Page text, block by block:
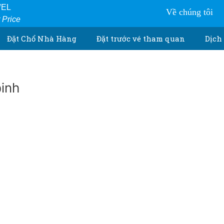
Price
Về chúng tôi
Đặt Chổ Nhà Hàng Đặt trước vé tham quan